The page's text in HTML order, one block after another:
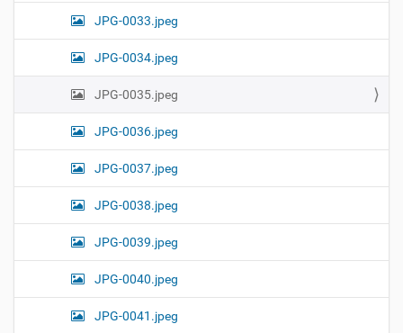
JPG-0033.jpeg
JPG-0034.jpeg
JPG-0035.jpeg
JPG-0036.jpeg
JPG-0037.jpeg
JPG-0038.jpeg
JPG-0039.jpeg
JPG-0040.jpeg
JPG-0041.jpeg